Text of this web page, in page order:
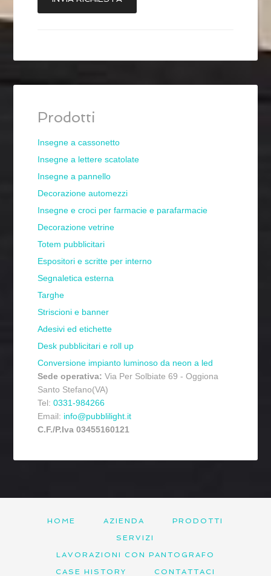
Prodotti
Insegne a cassonetto
Insegne a lettere scatolate
Insegne a pannello
Decorazione automezzi
Insegne e croci per farmacie e parafarmacie
Decorazione vetrine
Totem pubblicitari
Espositori e scritte per interno
Segnaletica esterna
Targhe
Striscioni e banner
Adesivi ed etichette
Desk pubblicitari e roll up
Conversione impianto luminoso da neon a led
Sede operativa: Via Per Solbiate 69 - Oggiona
Santo Stefano(VA)
Tel:0331-984266
Email: info@pubblilight.it
C.F./P.Iva 03455160121
HOME AZIENDA
PRODOTTI
SERVIZI
LAVORAZIONI CON PANTOGRAFO
CASE HISTORY
CONTATTACI